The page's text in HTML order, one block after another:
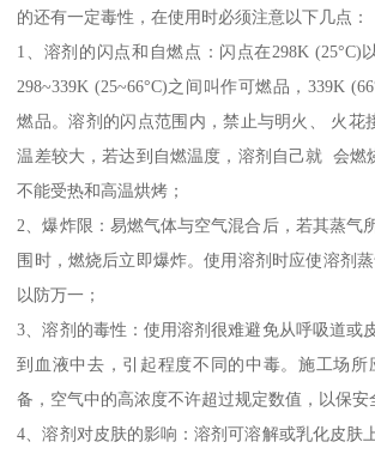
的还有一定毒性，在使用时必须注意以下几点：
1、溶剂的闪点和自燃点：闪点在298K (25°C)
298~339K (25~66°C)之间叫作可燃品，339K
燃品。溶剂的闪点范围内，禁止与明火、 火花
温差较大，若达到自燃温度，溶剂自己就 会燃
不能受热和高温烘烤；
2、爆炸限：易燃气体与空气混合后，若其蒸气
围时，燃烧后立即爆炸。使用溶剂时应使溶剂
以防万一；
3、溶剂的毒性：使用溶剂很难避免从呼吸道或
到血液中去，引起程度不同的中毒。施工场
备，空气中的高浓度不许超过规定数值，以保安
4、溶剂对皮肤的影响：溶剂可溶解或乳化皮肤